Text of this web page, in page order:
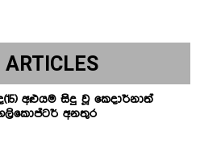
ARTICLES
අළුයම සිදු වූ කෙදාර්නාත්
අනතුර